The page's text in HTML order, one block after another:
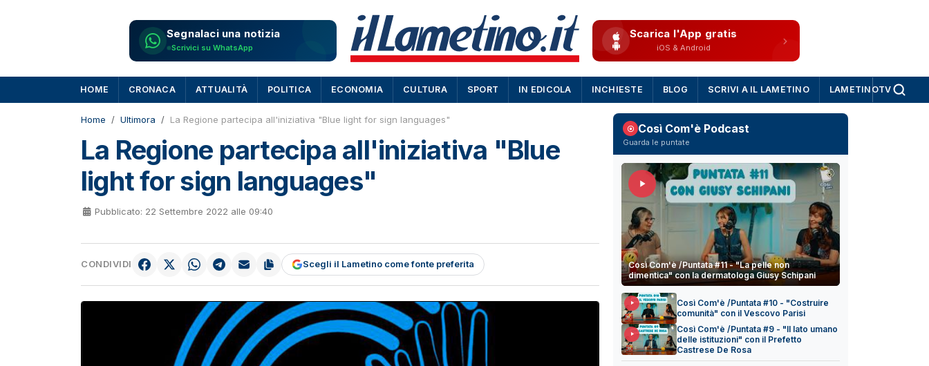
Segnalaci una notizia
Scrivici su WhatsApp
Scarica l'App gratis
iOS & Android
HOME CRONACA ATTUALITÀ POLITICA ECONOMIA CULTURA SPORT IN EDICOLA INCHIESTE BLOG SCRIVI A IL LAMETINO LAMETINOTV
Home Ultimora La Regione partecipa all'iniziativa "Blue light for sign languages"
La Regione partecipa all'iniziativa "Blue
light for sign languages"
Pubblicato: 22 Settembre 2022 alle 09:40
CONDIVIDI Scegli il Lametino come fonte preferita
Così Com'è Podcast
Guarda le puntate
Così Com'è /Puntata #11 - "La pelle non
dimentica" con la dermatologa Giusy Schipani
Così Com'è /Puntata #10 - "Costruire
comunità" con il Vescovo Parisi
Così Com'è /Puntata #9 - "Il lato umano
delle istituzioni" con il Prefetto
Castrese De Rosa